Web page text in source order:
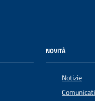
NOVITÀ
Notizie
Comunicati